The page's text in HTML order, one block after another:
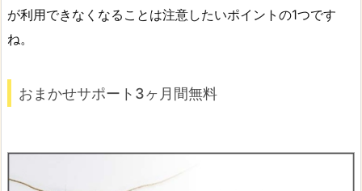
が利用できなくなることは注意したいポイントの1つです
ね。
おまかせサポート3ヶ月間無料